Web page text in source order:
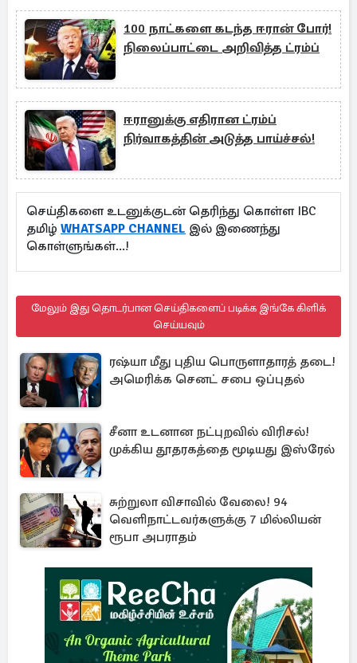
100 நாட்களை கடந்த ஈரான் போர்!
நிலைப்பாட்டை அறிவித்த ட்ரம்ப்
ஈரானுக்கு எதிரான ட்ரம்ப்
நிர்வாகத்தின் அடுத்த பாய்ச்சல்!
செய்திகளை உடனுக்குடன் தெரிந்து கொள்ள IBC
தமிழ் WHATSAPP CHANNEL இல் இணைந்து
கொள்ளுங்கள்...!
மேலும் இது தொடர்பான செய்திகளைப் படிக்க இங்கே கிளிக்
செய்யவும்
ரஷ்யா மீது புதிய பொருளாதாரத் தடை!
அமெரிக்க செனட் சபை ஒப்புதல்
சீனா உடனான நட்புறவில் விரிசல்!
முக்கிய தூதரகத்தை மூடியது இஸ்ரேல்
சுற்றுலா விசாவில் வேலை! 94
வெளிநாட்டவர்களுக்கு 7 மில்லியன்
ரூபா அபராதம்